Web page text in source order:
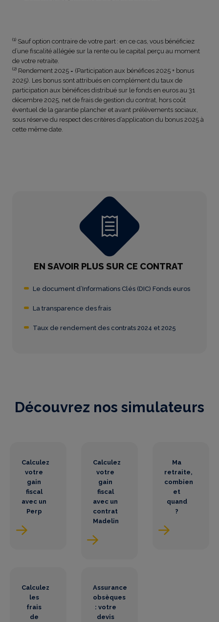
(1) Sauf option contraire de votre part : en ce cas, vous bénéficiez
d’une fiscalité allégée sur la rente ou le capital perçu au moment
de votre retraite.
(2) Rendement 2025 = (Participation aux bénéfices 2025 + bonus
2025). Les bonus sont attribués en complément du taux de
participation aux bénéfices distribué sur le fonds en euros au 31
décembre 2025, net de frais de gestion du contrat, hors coût
éventuel de la garantie plancher et avant prélèvements sociaux,
sous réserve du respect des critères d’application du bonus 2025 à
cette même date.
EN SAVOIR PLUS SUR CE CONTRAT
Le document d’Informations Clés (DIC) Fonds euros
La transparence des frais
Taux de rendement des contrats 2024 et 2025
Découvrez nos simulateurs
Calculez
votre
gain
fiscal
avec un
Perp
Calculez
votre
gain
fiscal
avec un
contrat
Madelin
Ma
retraite,
combien
et
quand
?
Calculez
les
frais
de
Assurance
obsèques
: votre
devis